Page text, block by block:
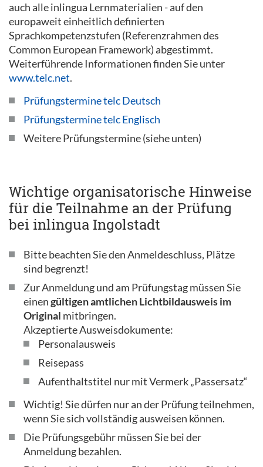
auch alle inlingua Lernmaterialien - auf den
europaweit einheitlich definierten
Sprachkompetenzstufen (Referenzrahmen des
Common European Framework) abgestimmt.
Weiterführende Informationen finden Sie unter
www.telc.net.
Prüfungstermine telc Deutsch
Prüfungstermine telc Englisch
Weitere Prüfungstermine (siehe unten)
Wichtige organisatorische Hinweise
für die Teilnahme an der Prüfung
bei inlingua Ingolstadt
Bitte beachten Sie den Anmeldeschluss, Plätze
sind begrenzt!
Zur Anmeldung und am Prüfungstag müssen Sie
einengültigen amtlichen Lichtbildausweis im
Original mitbringen.
Akzeptierte Ausweisdokumente:
Personalausweis
Reisepass
Aufenthaltstitel nur mit Vermerk „Passersatz“
Wichtig! Sie dürfen nur an der Prüfung teilnehmen,
wenn Sie sich vollständig ausweisen können.
Die Prüfungsgebühr müssen Sie bei der
Anmeldung bezahlen.